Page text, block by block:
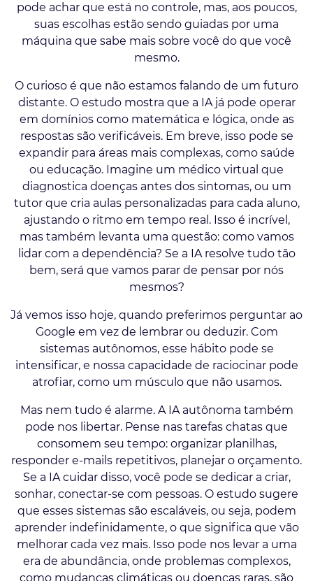
pode achar que está no controle, mas, aos poucos,
suas escolhas estão sendo guiadas por uma
máquina que sabe mais sobre você do que você
mesmo.
O curioso é que não estamos falando de um futuro
distante. O estudo mostra que a IA já pode operar
em domínios como matemática e lógica, onde as
respostas são verificáveis. Em breve, isso pode se
expandir para áreas mais complexas, como saúde
ou educação. Imagine um médico virtual que
diagnostica doenças antes dos sintomas, ou um
tutor que cria aulas personalizadas para cada aluno,
ajustando o ritmo em tempo real. Isso é incrível,
mas também levanta uma questão: como vamos
lidar com a dependência? Se a IA resolve tudo tão
bem, será que vamos parar de pensar por nós
mesmos?
Já vemos isso hoje, quando preferimos perguntar ao
Google em vez de lembrar ou deduzir. Com
sistemas autônomos, esse hábito pode se
intensificar, e nossa capacidade de raciocinar pode
atrofiar, como um músculo que não usamos.
Mas nem tudo é alarme. A IA autônoma também
pode nos libertar. Pense nas tarefas chatas que
consomem seu tempo: organizar planilhas,
responder e-mails repetitivos, planejar o orçamento.
Se a IA cuidar disso, você pode se dedicar a criar,
sonhar, conectar-se com pessoas. O estudo sugere
que esses sistemas são escaláveis, ou seja, podem
aprender indefinidamente, o que significa que vão
melhorar cada vez mais. Isso pode nos levar a uma
era de abundância, onde problemas complexos,
como mudanças climáticas ou doenças raras, são